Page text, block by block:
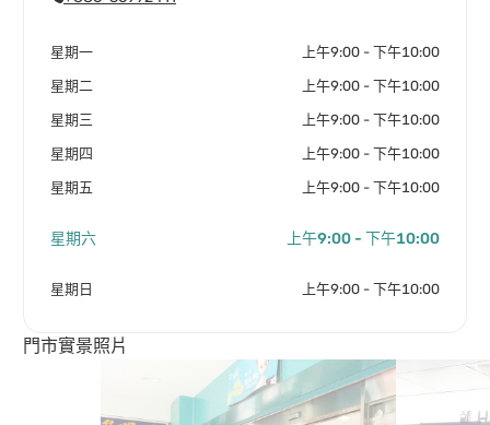
星期一 上午9:00 - 下午10:00
星期二 上午9:00 - 下午10:00
星期三 上午9:00 - 下午10:00
星期四 上午9:00 - 下午10:00
星期五 上午9:00 - 下午10:00
星期六 上午9:00 - 下午10:00
星期日 上午9:00 - 下午10:00
門市實景照片